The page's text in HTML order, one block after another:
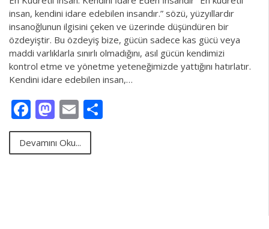
insan, kendini idare edebilen insandır.” sözü, yüzyıllardır
insanoğlunun ilgisini çeken ve üzerinde düşündüren bir
özdeyiştir. Bu özdeyiş bize, gücün sadece kas gücü veya
maddi varlıklarla sınırlı olmadığını, asıl gücün kendimizi
kontrol etme ve yönetme yeteneğimizde yattığını hatırlatır.
Kendini idare edebilen insan,…
Facebook
Mastodon
Email
Devamını Oku...